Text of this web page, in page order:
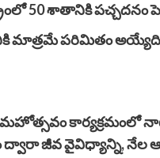
50 శాతానికి పచ్చదనం
మాత్రమే పరిమితం అయ్యేది
కార్యక్రమంలో
జీవ వైవిధ్యాన్ని, నేల